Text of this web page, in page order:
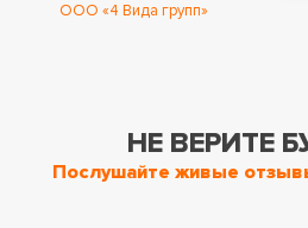
ООО «4 Вида групп»
НЕ ВЕРИТЕ
Послушайте живые